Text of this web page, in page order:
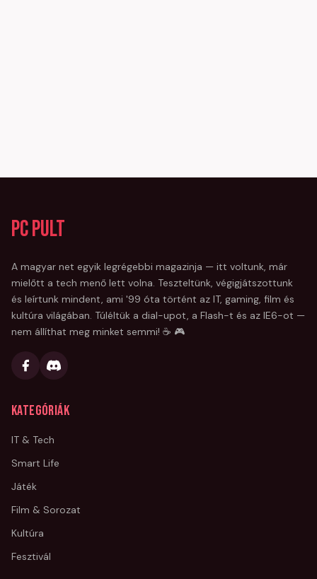
PC Pult
A magyar net egyik legrégebbi magazinja — itt voltunk, már
mielőtt a tech menő lett volna. Teszteltünk, végigjátszottunk
és leírtunk mindent, ami '99 óta történt az IT, gaming, film és
kultúra világában. Túléltük a dial-upot, a Flash-t és az IE6-ot —
nem állíthat meg minket semmi! ☕ 🎮
Kategóriák
IT & Tech
Smart Life
Játék
Film & Sorozat
Kultúra
Fesztivál